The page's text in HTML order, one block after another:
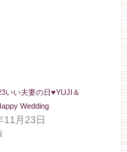
いい夫妻の日♥YUJI＆
Wedding
11月23日